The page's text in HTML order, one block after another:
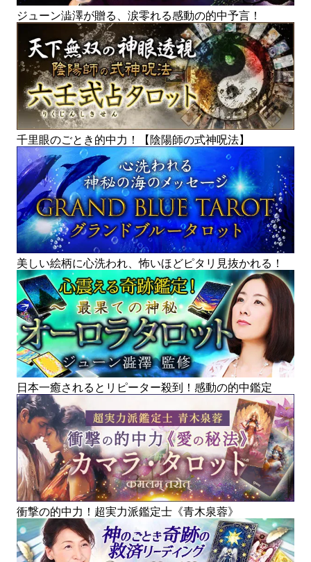
ジューン澁澤が贈る、涙零れる感動の的中予言！
千里眼のごとき的中力！【陰陽師の式神呪法】
美しい絵柄に心洗われ、怖いほどピタリ見抜かれる！
日本一癒されるとリピーター殺到！感動の的中鑑定
衝撃の的中力！超実力派鑑定士《青木泉蓉》